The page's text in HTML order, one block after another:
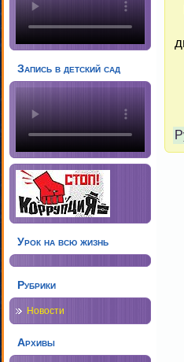
Запись в детский сад
Урок на всю жизнь
Рубрики
Новости
Архивы